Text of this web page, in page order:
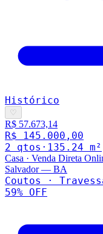
Histórico
♡
R$ 57.673,14
R$ 145.000,00
2 qtos · 135.24 m²
Casa · Venda Direta
Salvador— BA
Coutos ·
59% OFF